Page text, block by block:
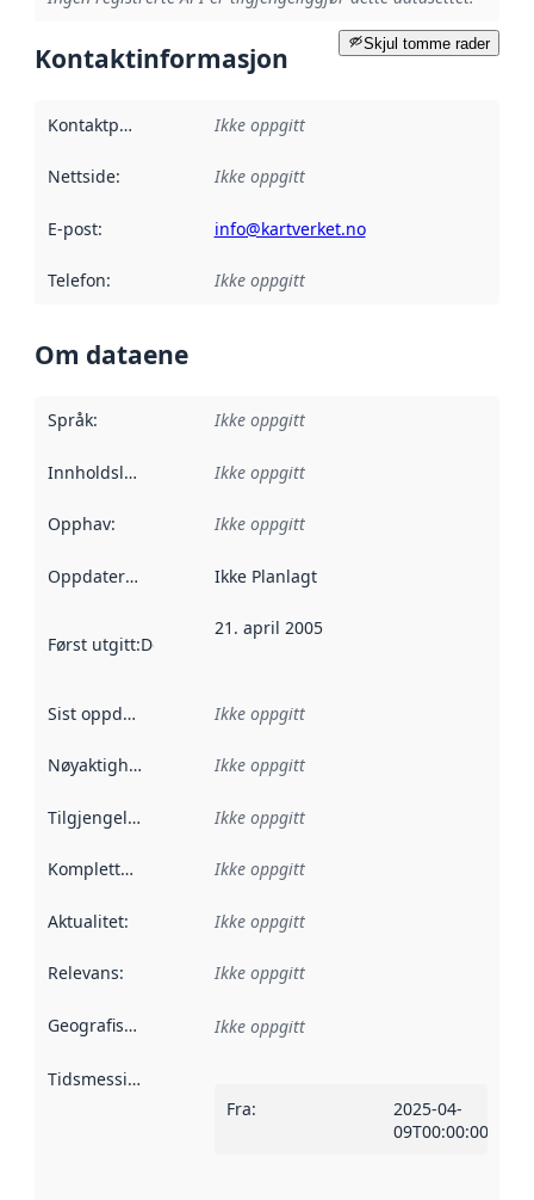
Skjul tomme rader
Kontaktinformasjon
Kontaktpunkt Ikke oppgitt
Nettside: Ikke oppgitt
E-post: info@kartverket.no
Telefon: Ikke oppgitt
Om dataene
Språk: Ikke oppgitt
Innholdsleverandører :
Ikke oppgitt
Opphav: Ikke oppgitt
Oppdateringsfrekvens :
Ikke Planlagt
Først utgitt:Denne datoen sier når dataene i dette
21. april 2005
Sist oppdatert Ikke oppgitt
Nøyaktighet Ikke oppgitt
Tilgjengelighet Ikke oppgitt
Kompletthet Ikke oppgitt
Aktualitet: Ikke oppgitt
Relevans: Ikke oppgitt
Geografisk avgrensning :
Ikke oppgitt
Tidsmessig avgrensning
Fra:
2025-04-
09T00:00:00Z